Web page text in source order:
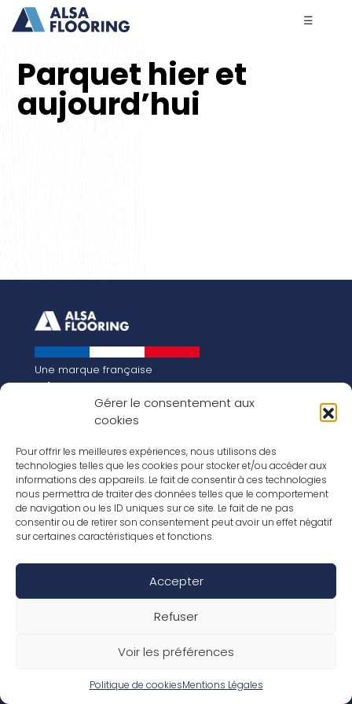
Gérer le consentement aux
cookies
Pour offrir les meilleures expériences, nous utilisons des
technologies telles que les cookies pour stocker et/ou accéder aux
informations des appareils. Le fait de consentir à ces technologies
nous permettra de traiter des données telles que le comportement
de navigation ou les ID uniques sur ce site. Le fait de ne pas
consentir ou de retirer son consentement peut avoir un effet négatif
sur certaines caractéristiques et fonctions.
Accepter
Refuser
Voir les préférences
Politique de cookiesMentions Légales
☰
Parquet hier et
aujourd’hui
Une marque française
Qui sommes-nous
Notre histoire
Les chiffres clés
FR
EN
Nos revêtements
Nos Stratifiés
Nos accessoires
Nos parquets
Conditions de garantie
Déclaration de performance
Politique de confidentialité